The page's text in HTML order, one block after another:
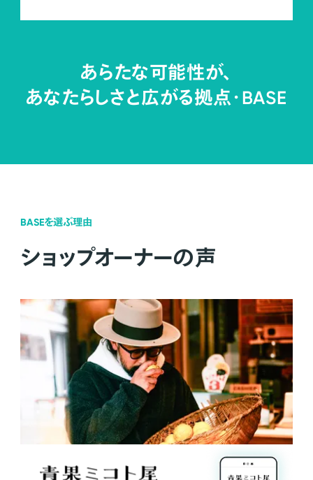
あらたな可能性が、
あなたらしさと広がる拠点・BASE
BASEを選ぶ理由
ショップオーナーの声